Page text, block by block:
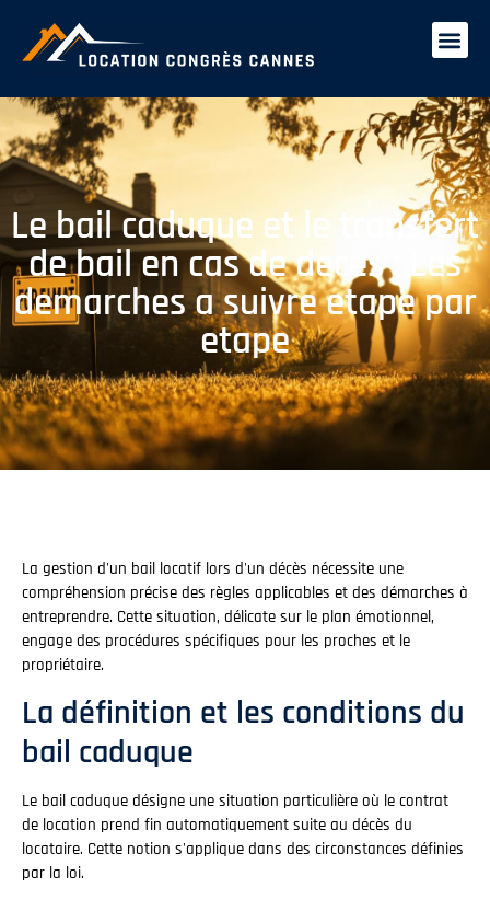
Le bail caduque et le transfert
de bail en cas de deces : Les
demarches a suivre etape par
etape
La gestion d'un bail locatif lors d'un décès nécessite une
compréhension précise des règles applicables et des démarches à
entreprendre. Cette situation, délicate sur le plan émotionnel,
engage des procédures spécifiques pour les proches et le
propriétaire.
La définition et les conditions du
bail caduque
Le bail caduque désigne une situation particulière où le contrat
de location prend fin automatiquement suite au décès du
locataire. Cette notion s'applique dans des circonstances définies
par la loi.